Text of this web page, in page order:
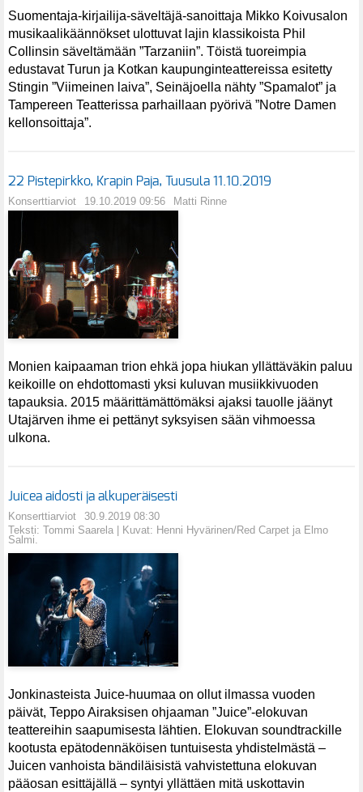
Suomentaja-kirjailija-säveltäjä-sanoittaja Mikko Koivusalon
musikaalikäännökset ulottuvat lajin klassikoista Phil
Collinsin säveltämään ”Tarzaniin”. Töistä tuoreimpia
edustavat Turun ja Kotkan kaupunginteattereissa esitetty
Stingin ”Viimeinen laiva”, Seinäjoella nähty ”Spamalot” ja
Tampereen Teatterissa parhaillaan pyörivä ”Notre Damen
kellonsoittaja”.
22 Pistepirkko, Krapin Paja, Tuusula 11.10.2019
Konserttiarviot 19.10.2019 09:56 Matti Rinne
Monien kaipaaman trion ehkä jopa hiukan yllättäväkin paluu
keikoille on ehdottomasti yksi kuluvan musiikkivuoden
tapauksia. 2015 määrittämättömäksi ajaksi tauolle jäänyt
Utajärven ihme ei pettänyt syksyisen sään vihmoessa
ulkona.
Juicea aidosti ja alkuperäisesti
Konserttiarviot
30.9.2019 08:30
Teksti: Tommi Saarela | Kuvat: Henni Hyvärinen/Red Carpet ja Elmo
Salmi.
Jonkinasteista Juice-huumaa on ollut ilmassa vuoden
päivät, Teppo Airaksisen ohjaaman ”Juice”-elokuvan
teattereihin saapumisesta lähtien. Elokuvan soundtrackille
kootusta epätodennäköisen tuntuisesta yhdistelmästä –
Juicen vanhoista bändiläisistä vahvistettuna elokuvan
pääosan esittäjällä – syntyi yllättäen mitä uskottavin